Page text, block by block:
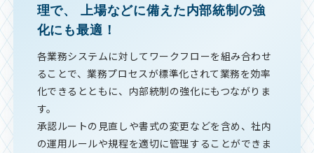
理で、
上場などに備えた内部統制の強
化にも最適！
各業務システムに対してワークフローを組み合わせ
ることで、業務プロセスが標準化されて業務を効率
化できるとともに、内部統制の強化にもつながりま
す。
承認ルートの見直しや書式の変更などを含め、社内
の運用ルールや規程を適切に管理することができま